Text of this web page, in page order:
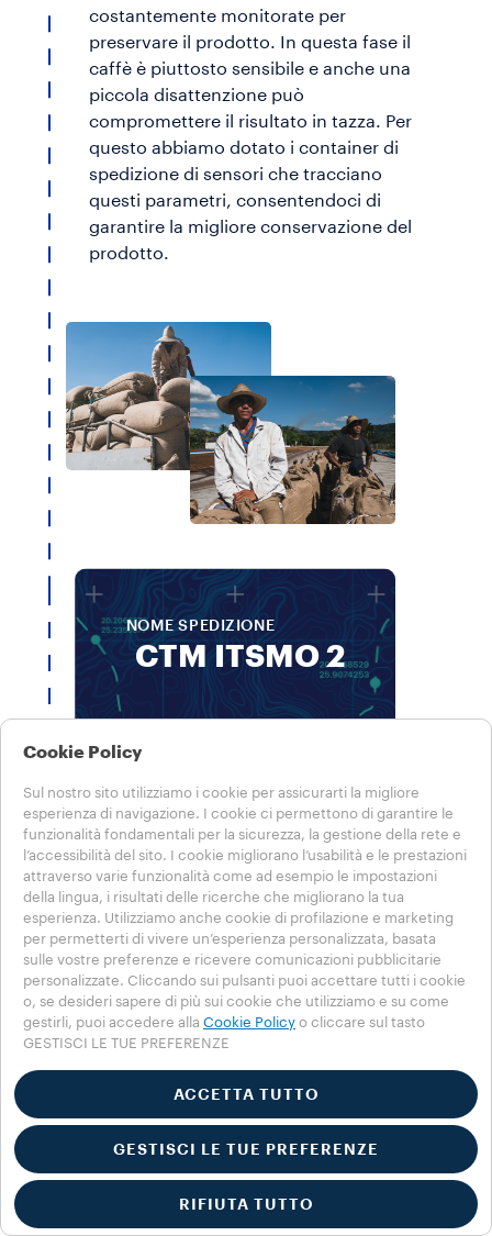
costantemente monitorate per
preservare il prodotto. In questa fase il
caffè è piuttosto sensibile e anche una
piccola disattenzione può
compromettere il risultato in tazza. Per
questo abbiamo dotato i container di
spedizione di sensori che tracciano
questi parametri, consentendoci di
garantire la migliore conservazione del
prodotto.
NOME SPEDIZIONE
CTM ITSMO 2
08/03/2026
Arrivo
27/03/2026
Durata
20
La Reserva de ¡Tierra!
Una storia di sostenibilità dietro ogni tazza SCOPRI
Cookie Policy
Sul nostro sito utilizziamo i cookie per assicurarti la migliore
esperienza di navigazione. I cookie ci permettono di garantire le
funzionalità fondamentali per la sicurezza, la gestione della rete e
l’accessibilità del sito. I cookie migliorano l’usabilità e le prestazioni
attraverso varie funzionalità come ad esempio le impostazioni
della lingua, i risultati delle ricerche che migliorano la tua
esperienza. Utilizziamo anche cookie di profilazione e marketing
per permetterti di vivere un’esperienza personalizzata, basata
sulle vostre preferenze e ricevere comunicazioni pubblicitarie
personalizzate. Cliccando sui pulsanti puoi accettare tutti i cookie
o, se desideri sapere di più sui cookie che utilizziamo e su come
gestirli, puoi accedere alla Cookie Policy o cliccare sul tasto
GESTISCI LE TUE PREFERENZE
ACCETTA TUTTO
GESTISCI LE TUE PREFERENZE
RIFIUTA TUTTO